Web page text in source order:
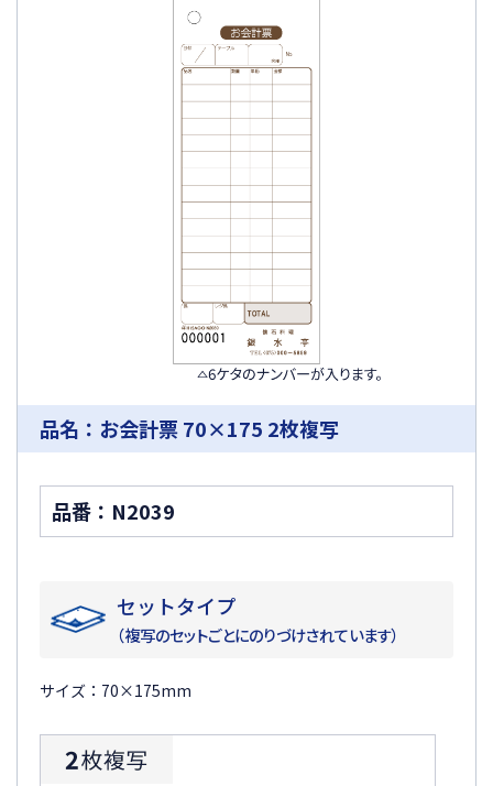
品名：お会計票 70×175 2枚複写
品番：N2039
セットタイプ
（複写のセットごとにのりづけされています）
サイズ：70×175mm